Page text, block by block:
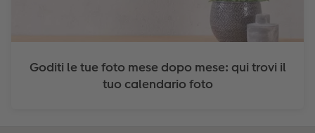
Goditi le tue foto mese dopo mese: qui trovi il
tuo calendario foto